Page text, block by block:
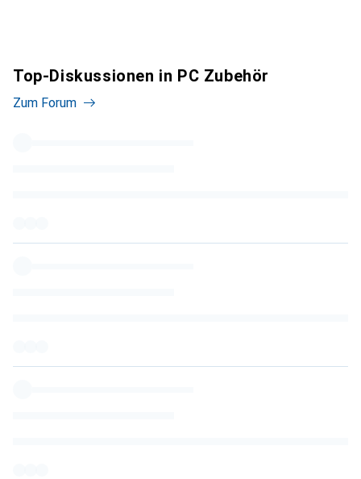
Top-Diskussionen in PC Zubehör
Zum Forum